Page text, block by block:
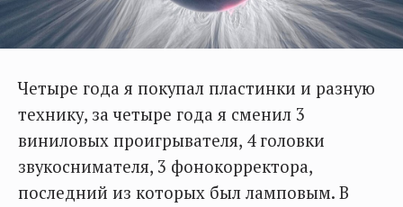
Четыре года я покупал пластинки и разную
технику, за четыре года я сменил 3
виниловых проигрывателя, 4 головки
звукоснимателя, 3 фонокорректора,
последний из которых был ламповым. В